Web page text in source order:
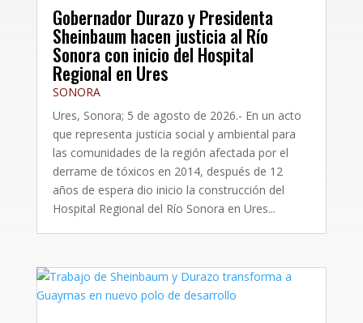
Gobernador Durazo y Presidenta
Sheinbaum hacen justicia al Río
Sonora con inicio del Hospital
Regional en Ures
SONORA
Ures, Sonora; 5 de agosto de 2026.- En un acto
que representa justicia social y ambiental para
las comunidades de la región afectada por el
derrame de tóxicos en 2014, después de 12
años de espera dio inicio la construcción del
Hospital Regional del Río Sonora en Ures...